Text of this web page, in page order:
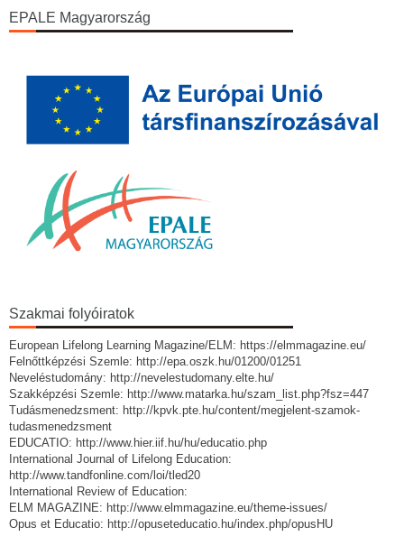
EPALE Magyarország
Szakmai folyóiratok
European Lifelong Learning Magazine/ELM: https://elmmagazine.eu/
Felnőttképzési Szemle: http://epa.oszk.hu/01200/01251
Neveléstudomány: http://nevelestudomany.elte.hu/
Szakképzési Szemle: http://www.matarka.hu/szam_list.php?fsz=447
Tudásmenedzsment: http://kpvk.pte.hu/content/megjelent-szamok-
tudasmenedzsment
EDUCATIO: http://www.hier.iif.hu/hu/educatio.php
International Journal of Lifelong Education:
http://www.tandfonline.com/loi/tled20
International Review of Education:
ELM MAGAZINE: http://www.elmmagazine.eu/theme-issues/
Opus et Educatio: http://opuseteducatio.hu/index.php/opusHU